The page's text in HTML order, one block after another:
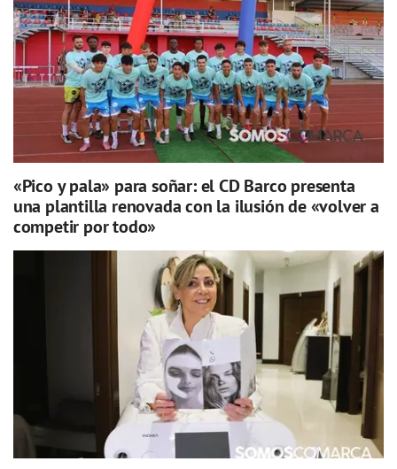
«Pico y pala» para soñar: el CD Barco presenta
una plantilla renovada con la ilusión de «volver a
competir por todo»